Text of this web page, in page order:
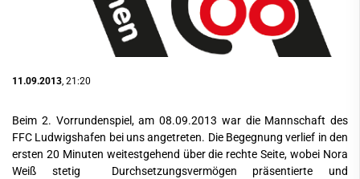
11.09.2013 , 21:20
Beim 2. Vorrundenspiel, am 08.09.2013 war die Mannschaft des
FFC Ludwigshafen bei uns angetreten. Die Begegnung verlief in den
ersten 20 Minuten weitestgehend über die rechte Seite, wobei Nora
Weiß stetig Durchsetzungsvermögen präsentierte und